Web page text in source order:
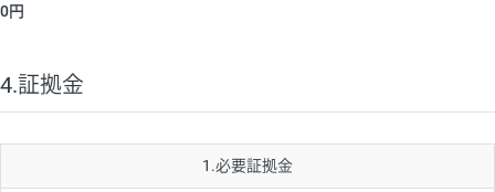
0円
4.証拠金
1.必要証拠金